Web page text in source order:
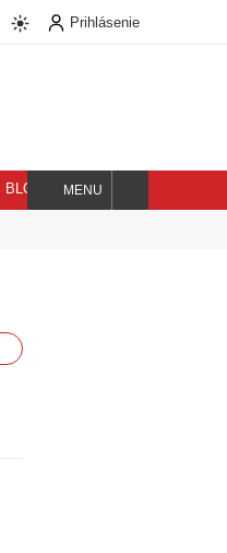
Prihlásenie
BLOG
Hľadaj
MENU